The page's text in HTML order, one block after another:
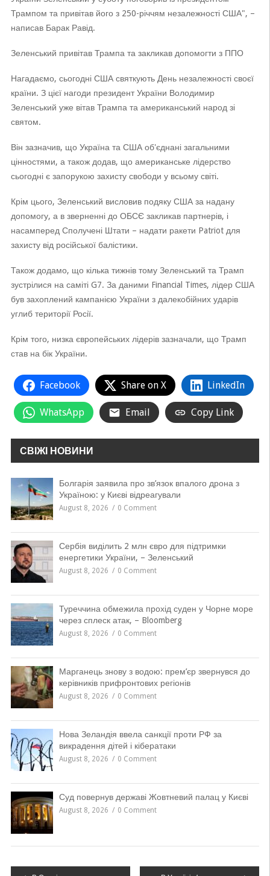
Трампом та привітав його з 250-річчям незалежності США", –
написав Барак Равід.
Зеленський привітав Трампа та закликав допомогти з ППО
Нагадаємо, сьогодні США святкують День незалежності своєї
країни. З цієї нагоди президент України Володимир
Зеленський уже вітав Трампа та американський народ зі
святом.
Він зазначив, що Україна та США об'єднані загальними
цінностями, а також додав, що американське лідерство
сьогодні є запорукою захисту свободи у всьому світі.
Крім цього, Зеленський висловив подяку США за надану
допомогу, а в зверненні до ОБСЄ закликав партнерів, і
насамперед Сполучені Штати – надати ракети Patriot для
захисту від російської балістики.
Також додамо, що кілька тижнів тому Зеленський та Трамп
зустрілися на саміті G7. За даними Financial Times, лідер США
був захоплений кампанією України з далекобійних ударів
углиб території Росії.
Крім того, низка європейських лідерів зазначали, що Трамп
став на бік України.
Facebook Share on X LinkedIn
WhatsApp Email Copy Link
СВІЖІ НОВИНИ
Болгарія заявила про зв’язок впалого дрона з
Україною: у Києві відреагували
August 8, 2026 0 Comment
Сербія виділить 2 млн євро для підтримки
енергетики України, – Зеленський
August 8, 2026 0 Comment
Туреччина обмежила прохід суден у Чорне море
через сплеск атак, – Bloomberg
August 8, 2026 0 Comment
Марганець знову з водою: прем’єр звернувся до
керівників прифронтових регіонів
August 8, 2026 0 Comment
Нова Зеландія ввела санкції проти РФ за
викрадення дітей і кібератаки
August 8, 2026 0 Comment
Суд повернув державі Жовтневий палац у Києві
August 8, 2026 0 Comment